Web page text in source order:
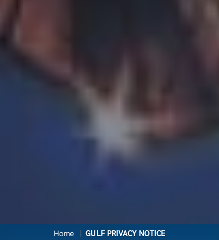
Home GULF PRIVACY NOTICE